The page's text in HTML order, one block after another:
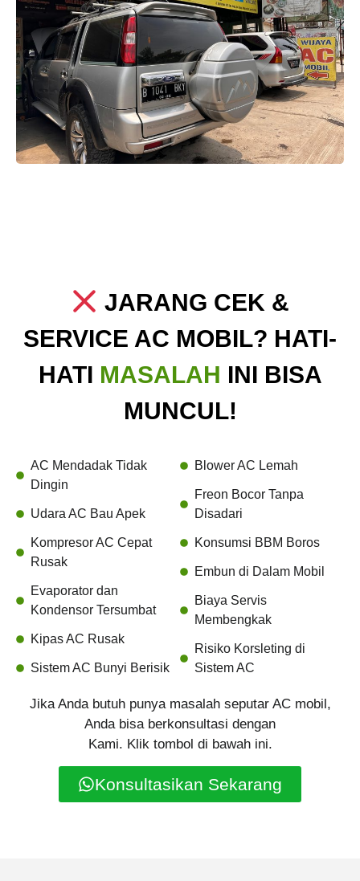
JARANG CEK &
SERVICE AC MOBIL? HATI-
HATI MASALAH INI BISA
MUNCUL!
AC Mendadak Tidak
Dingin
Udara AC Bau Apek
Kompresor AC Cepat
Rusak
Evaporator dan
Kondensor Tersumbat
Kipas AC Rusak
Sistem AC Bunyi Berisik
Blower AC Lemah
Freon Bocor Tanpa
Disadari
Konsumsi BBM Boros
Embun di Dalam Mobil
Biaya Servis
Membengkak
Risiko Korsleting di
Sistem AC
Jika Anda butuh punya masalah seputar AC mobil,
Anda bisa berkonsultasi dengan
Kami. Klik tombol di bawah ini.
Konsultasikan Sekarang